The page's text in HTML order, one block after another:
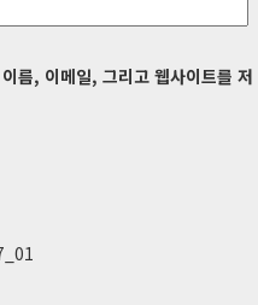
름, 이메일, 그리고 웹사이트를 저